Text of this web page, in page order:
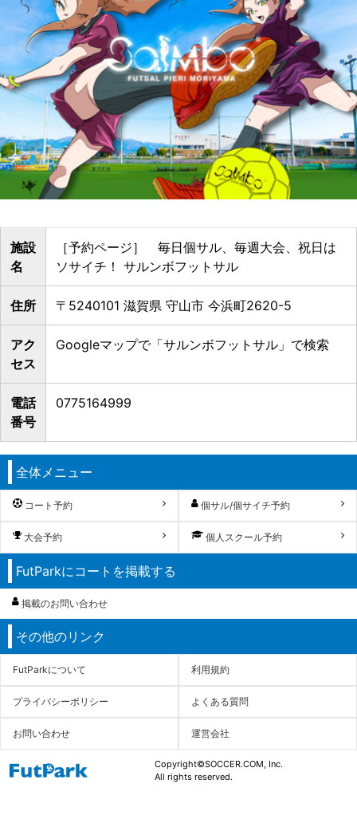
施設
名
［予約ページ］ 毎日個サル、毎週大会、祝日は
ソサイチ！ サルンボフットサル
住所 〒5240101 滋賀県 守山市 今浜町2620-5
アク
セス
Googleマップで「サルンボフットサル」で検索
電話
番号
0775164999
全体メニュー
コート予約 個サル/個サイチ予約
大会予約 個人スクール予約
FutParkにコートを掲載する
掲載のお問い合わせ
その他のリンク
FutParkについて 利用規約
プライバシーポリシー よくある質問
お問い合わせ 運営会社
Copyright©SOCCER.COM, Inc.
All rights reserved.